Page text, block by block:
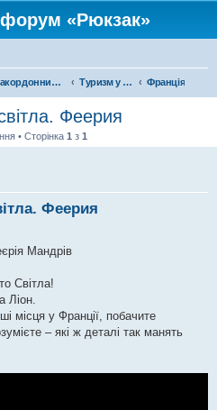
«Рюкзак»
Закордонний туризм Туризм у Європі Франція
Феерия
• Сторінка 1 з 1
Феерия
Мандрів
Світла!
Ліон.
місця у Франції, побачите
– які ж деталі так манять